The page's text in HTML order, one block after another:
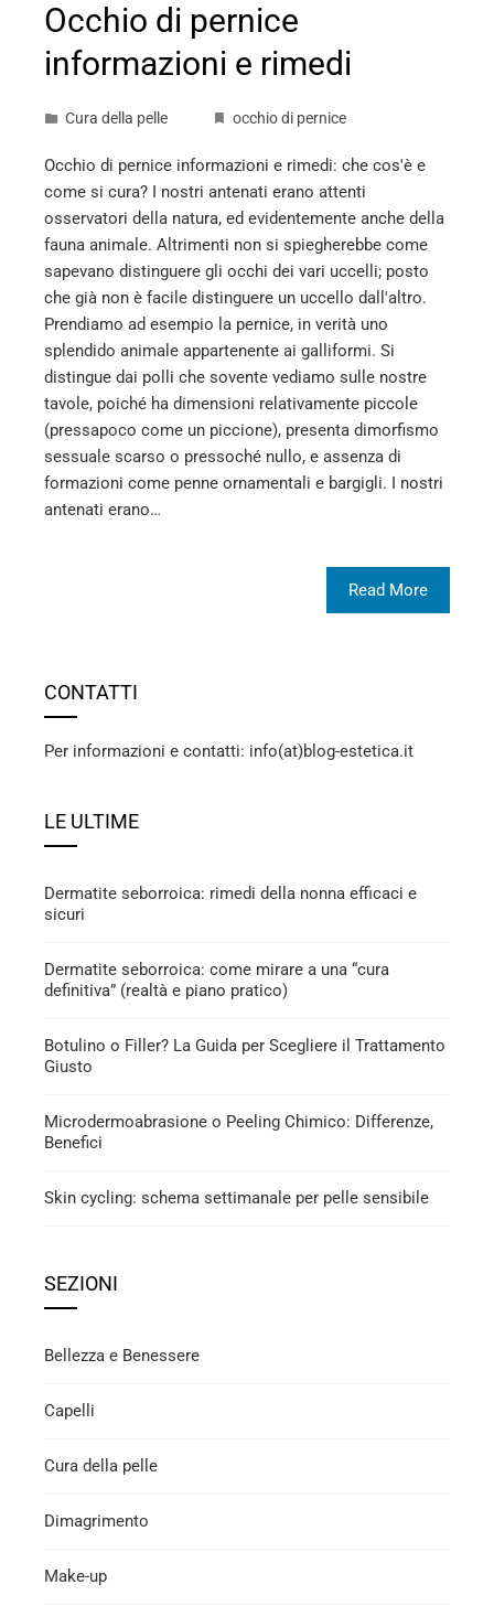
Occhio di pernice
informazioni e rimedi
Cura della pelle occhio di pernice
Occhio di pernice informazioni e rimedi: che cos'è e
come si cura? I nostri antenati erano attenti
osservatori della natura, ed evidentemente anche della
fauna animale. Altrimenti non si spiegherebbe come
sapevano distinguere gli occhi dei vari uccelli; posto
che già non è facile distinguere un uccello dall'altro.
Prendiamo ad esempio la pernice, in verità uno
splendido animale appartenente ai galliformi. Si
distingue dai polli che sovente vediamo sulle nostre
tavole, poiché ha dimensioni relativamente piccole
(pressapoco come un piccione), presenta dimorfismo
sessuale scarso o pressoché nullo, e assenza di
formazioni come penne ornamentali e bargigli. I nostri
antenati erano…
Read More
CONTATTI
Per informazioni e contatti: info(at)blog-estetica.it
LE ULTIME
Dermatite seborroica: rimedi della nonna efficaci e
sicuri
Dermatite seborroica: come mirare a una “cura
definitiva” (realtà e piano pratico)
Botulino o Filler? La Guida per Scegliere il Trattamento
Giusto
Microdermoabrasione o Peeling Chimico: Differenze,
Benefici
Skin cycling: schema settimanale per pelle sensibile
SEZIONI
Bellezza e Benessere
Capelli
Cura della pelle
Dimagrimento
Make-up